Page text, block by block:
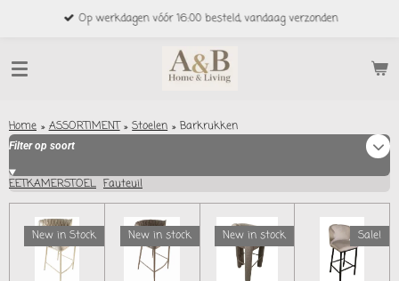
de
hoofdinhoud
Op werkdagen vóór 16:00 besteld, vandaag verzonden
Home » ASSORTIMENT » Stoelen » Barkrukken
Filter op soort
EETKAMERSTOEL Fauteuil
New in Stock New in stock New in stock Sale!